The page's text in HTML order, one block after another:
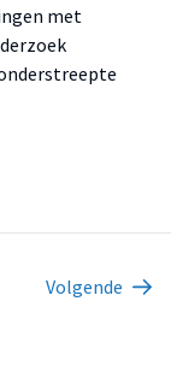
met
Volgende